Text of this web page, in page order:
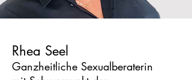
Rhea Seel
Ganzheitliche Sexualberaterin